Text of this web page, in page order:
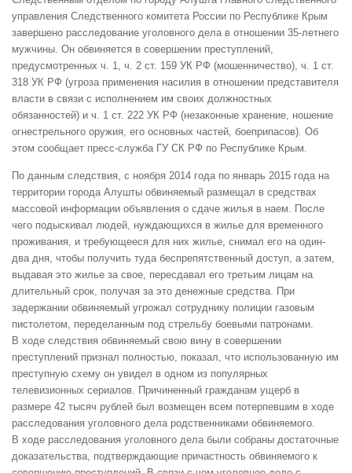
управления Следственного комитета России по Республике Крым
завершено расследование уголовного дела в отношении 35-летнего
мужчины. Он обвиняется в совершении преступлений,
предусмотренных ч. 1, ч. 2 ст. 159 УК РФ (мошенничество), ч. 1 ст.
318 УК РФ (угроза применения насилия в отношении представителя
власти в связи с исполнением им своих должностных
обязанностей) и ч. 1 ст. 222 УК РФ (незаконные хранение, ношение
огнестрельного оружия, его основных частей, боеприпасов). Об
этом сообщает пресс-служба ГУ СК РФ по Республике Крым.
По данным следствия, с ноября 2014 года по январь 2015 года на
территории города Алушты обвиняемый размещал в средствах
массовой информации объявления о сдаче жилья в наем. После
чего подыскивал людей, нуждающихся в жилье для временного
проживания, и требующееся для них жилье, снимал его на один-
два дня, чтобы получить туда беспрепятственный доступ, а затем,
выдавая это жилье за свое, пересдавал его третьим лицам на
длительный срок, получая за это денежные средства. При
задержании обвиняемый угрожал сотруднику полиции газовым
пистолетом, переделанным под стрельбу боевыми патронами.
В ходе следствия обвиняемый свою вину в совершении
преступлений признал полностью, показал, что использованную им
преступную схему он увидел в одном из популярных
телевизионных сериалов. Причиненный гражданам ущерб в
размере 42 тысяч рублей был возмещен всем потерпевшим в ходе
расследования уголовного дела родственниками обвиняемого.
В ходе расследования уголовного дела были собраны достаточные
доказательства, подтверждающие причастность обвиняемого к